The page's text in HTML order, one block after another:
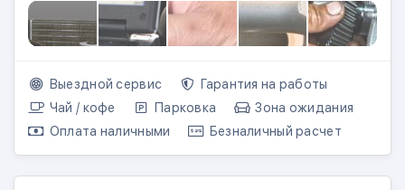
Выездной сервис
Гарантия на работы
Чай / кофе
Парковка
Зона ожидания
Оплата наличными
Безналичный расчет